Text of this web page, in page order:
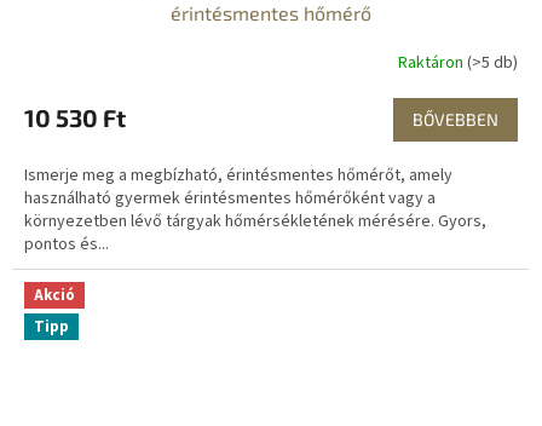
érintésmentes hőmérő
Raktáron (>5 db)
10 530 Ft BŐVEBBEN
Ismerje meg a megbízható, érintésmentes hőmérőt, amely
használható gyermek érintésmentes hőmérőként vagy a
környezetben lévő tárgyak hőmérsékletének mérésére. Gyors,
pontos és...
Akció
Tipp